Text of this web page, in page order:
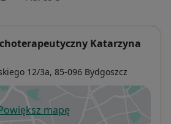
Katarzyna
12/3a, 85-096 Bydgoszcz
mapę
otwiera się w nowej karcie